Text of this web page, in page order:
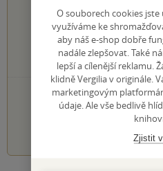
0×
0×
0×
2
0×
1
PŘIDEJTE SVÉ
3 4 5
O souborech cookies jste
využíváme ke
aby náš e-shop dobře
nadále zlepšovat. Také
lepší a cílenější reklamu.
klidně Vergilia v originále.
marketingovým
údaje. Ale vše bedlivě
Zjistit